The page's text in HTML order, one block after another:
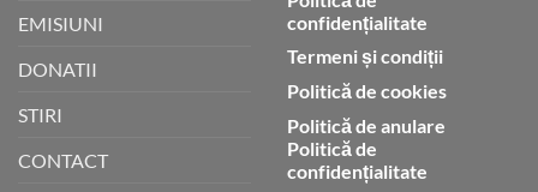
EMISIUNI
DONATII
STIRI
CONTACT
confidențialitate
Termeni și condiții
Politică de cookies
Politică de anulare
Politică de
confidențialitate